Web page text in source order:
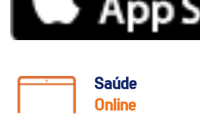
Saúde
Online